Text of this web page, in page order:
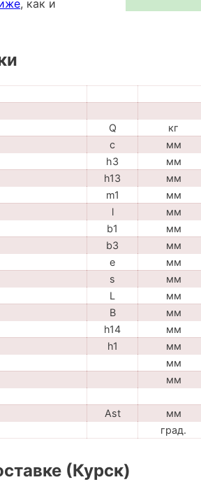
, как и
Q кг
c мм
h3 мм
h13 мм
m1 мм
l мм
b1 мм
b3 мм
e мм
s мм
L мм
B мм
h14 мм
h1 мм
мм
мм
Ast мм
град.
(Курск)